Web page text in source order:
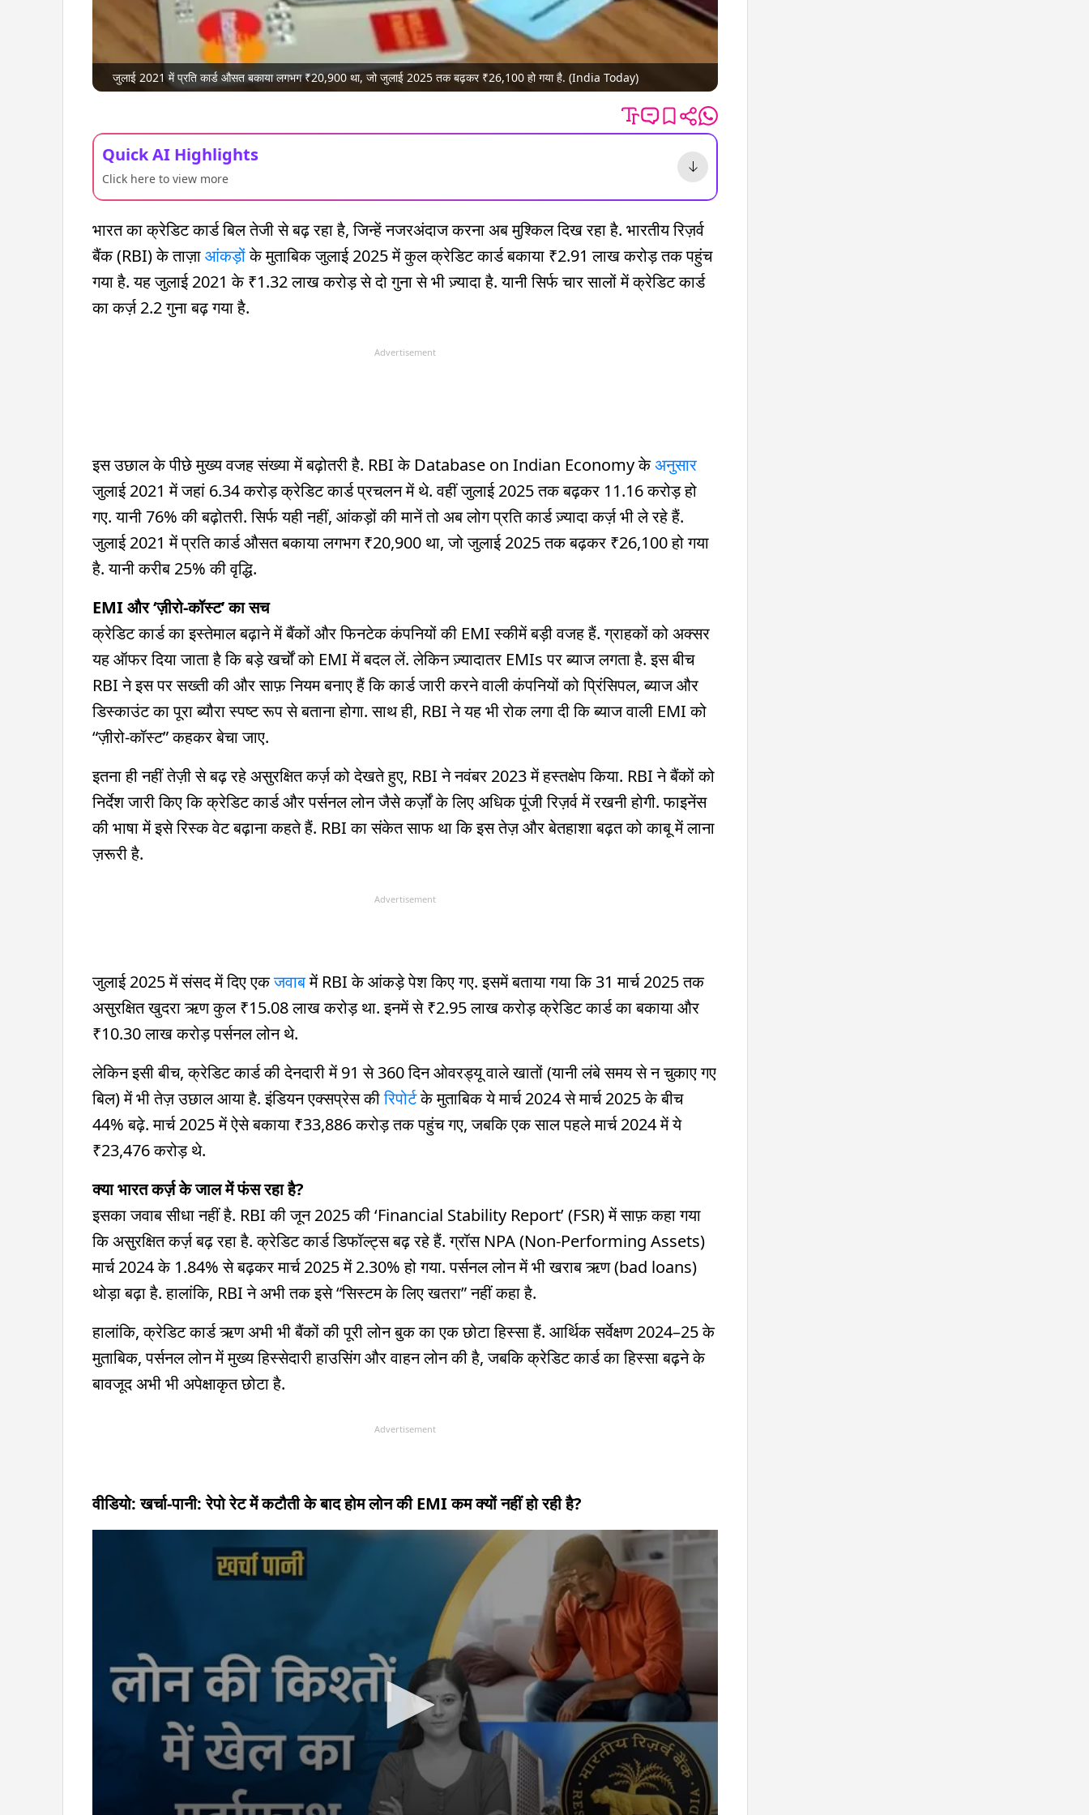
जुलाई 2021 में प्रति कार्ड औसत बकाया लगभग ₹20,900 था, जो जुलाई 2025 तक बढ़कर ₹26,100 हो गया है. (India Today)
Quick AI Highlights
Click here to view more
भारत का क्रेडिट कार्ड बिल तेजी से बढ़ रहा है, जिन्हें नजरअंदाज करना अब मुश्किल दिख रहा है. भारतीय रिज़र्व
बैंक (RBI) के ताज़ाआंकड़ोंके मुताबिक जुलाई 2025 में कुल क्रेडिट कार्ड बकाया ₹2.91 लाख करोड़ तक पहुंच
गया है. यह जुलाई 2021 के ₹1.32 लाख करोड़ से दो गुना से भी ज़्यादा है. यानी सिर्फ चार सालों में क्रेडिट कार्ड
का कर्ज़ 2.2 गुना बढ़ गया है.
Advertisement
इस उछाल के पीछे मुख्य वजह संख्या में बढ़ोतरी है. RBI के Database on Indian Economy केअनुसार
जुलाई 2021 में जहां 6.34 करोड़ क्रेडिट कार्ड प्रचलन में थे. वहीं जुलाई 2025 तक बढ़कर 11.16 करोड़ हो
गए. यानी 76% की बढ़ोतरी. सिर्फ यही नहीं, आंकड़ों की मानें तो अब लोग प्रति कार्ड ज़्यादा कर्ज़ भी ले रहे हैं.
जुलाई 2021 में प्रति कार्ड औसत बकाया लगभग ₹20,900 था, जो जुलाई 2025 तक बढ़कर ₹26,100 हो गया
है. यानी करीब 25% की वृद्धि.
EMI और ‘ज़ीरो-कॉस्ट’ का सच
क्रेडिट कार्ड का इस्तेमाल बढ़ाने में बैंकों और फिनटेक कंपनियों की EMI स्कीमें बड़ी वजह हैं. ग्राहकों को अक्सर
यह ऑफर दिया जाता है कि बड़े खर्चों को EMI में बदल लें. लेकिन ज़्यादातर EMIs पर ब्याज लगता है. इस बीच
RBI ने इस पर सख्ती की और साफ़ नियम बनाए हैं कि कार्ड जारी करने वाली कंपनियों को प्रिंसिपल, ब्याज और
डिस्काउंट का पूरा ब्यौरा स्पष्ट रूप से बताना होगा. साथ ही, RBI ने यह भी रोक लगा दी कि ब्याज वाली EMI को
“ज़ीरो-कॉस्ट” कहकर बेचा जाए.
इतना ही नहीं तेज़ी से बढ़ रहे असुरक्षित कर्ज़ को देखते हुए, RBI ने नवंबर 2023 में हस्तक्षेप किया. RBI ने बैंकों को
निर्देश जारी किए कि क्रेडिट कार्ड और पर्सनल लोन जैसे कर्ज़ों के लिए अधिक पूंजी रिज़र्व में रखनी होगी. फाइनेंस
की भाषा में इसे रिस्क वेट बढ़ाना कहते हैं. RBI का संकेत साफ था कि इस तेज़ और बेतहाशा बढ़त को काबू में लाना
ज़रूरी है.
Advertisement
जुलाई 2025 में संसद में दिए एकजवाबमें RBI के आंकड़े पेश किए गए. इसमें बताया गया कि 31 मार्च 2025 तक
असुरक्षित खुदरा ऋण कुल ₹15.08 लाख करोड़ था. इनमें से ₹2.95 लाख करोड़ क्रेडिट कार्ड का बकाया और
₹10.30 लाख करोड़ पर्सनल लोन थे.
लेकिन इसी बीच, क्रेडिट कार्ड की देनदारी में 91 से 360 दिन ओवरड्यू वाले खातों (यानी लंबे समय से न चुकाए गए
बिल) में भी तेज़ उछाल आया है. इंडियन एक्सप्रेस कीरिपोर्टके मुताबिक ये मार्च 2024 से मार्च 2025 के बीच
44% बढ़े. मार्च 2025 में ऐसे बकाया ₹33,886 करोड़ तक पहुंच गए, जबकि एक साल पहले मार्च 2024 में ये
₹23,476 करोड़ थे.
क्या भारत कर्ज़ के जाल में फंस रहा है?
इसका जवाब सीधा नहीं है. RBI की जून 2025 की ‘Financial Stability Report’ (FSR) में साफ़ कहा गया
कि असुरक्षित कर्ज़ बढ़ रहा है. क्रेडिट कार्ड डिफॉल्ट्स बढ़ रहे हैं. ग्रॉस NPA (Non-Performing Assets)
मार्च 2024 के 1.84% से बढ़कर मार्च 2025 में 2.30% हो गया. पर्सनल लोन में भी खराब ऋण (bad loans)
थोड़ा बढ़ा है. हालांकि, RBI ने अभी तक इसे “सिस्टम के लिए खतरा” नहीं कहा है.
हालांकि, क्रेडिट कार्ड ऋण अभी भी बैंकों की पूरी लोन बुक का एक छोटा हिस्सा हैं. आर्थिक सर्वेक्षण 2024–25 के
मुताबिक, पर्सनल लोन में मुख्य हिस्सेदारी हाउसिंग और वाहन लोन की है, जबकि क्रेडिट कार्ड का हिस्सा बढ़ने के
बावजूद अभी भी अपेक्षाकृत छोटा है.
Advertisement
वीडियो: खर्चा-पानी: रेपो रेट में कटौती के बाद होम लोन की EMI कम क्यों नहीं हो रही है?